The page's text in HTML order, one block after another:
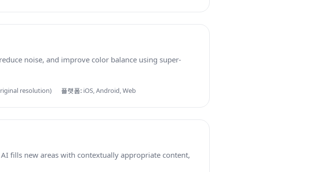
noise, and improve color balance using super-
resolution) 플랫폼: iOS, Android, Web
fills new areas with contextually appropriate content,